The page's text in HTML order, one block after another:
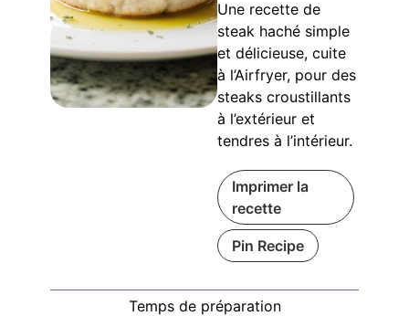
Une recette de
steak haché simple
et délicieuse, cuite
à l’Airfryer, pour des
steaks croustillants
à l’extérieur et
tendres à l’intérieur.
Imprimer la
recette
Pin Recipe
Temps de préparation